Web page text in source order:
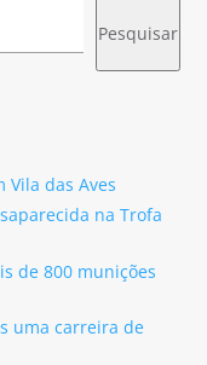
Pesquisar
Vila das Aves
na Trofa
de 800 munições
uma carreira de